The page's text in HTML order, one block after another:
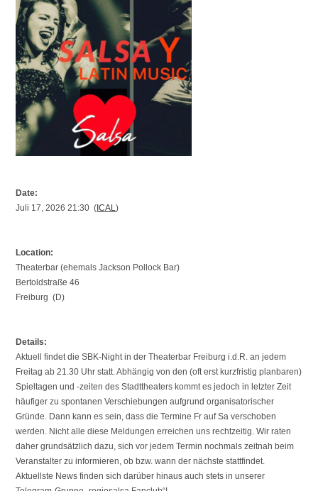
Date:
Juli 17, 2026 21:30 (ICAL)
Location:
Theaterbar (ehemals Jackson Pollock Bar)
Bertoldstraße 46
Freiburg (D)
Details:
Aktuell findet die SBK-Night in der Theaterbar Freiburg i.d.R. an jedem
Freitag ab 21.30 Uhr statt. Abhängig von den (oft erst kurzfristig planbaren)
Spieltagen und -zeiten des Stadttheaters kommt es jedoch in letzter Zeit
häufiger zu spontanen Verschiebungen aufgrund organisatorischer
Gründe. Dann kann es sein, dass die Termine Fr auf Sa verschoben
werden. Nicht alle diese Meldungen erreichen uns rechtzeitig. Wir raten
daher grundsätzlich dazu, sich vor jedem Termin nochmals zeitnah beim
Veranstalter zu informieren, ob bzw. wann der nächste stattfindet.
Aktuellste News finden sich darüber hinaus auch stets in unserer